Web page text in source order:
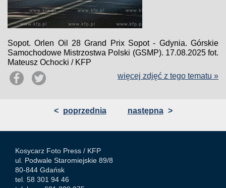
Sopot. Orlen Oil 28 Grand Prix Sopot - Gdynia. Górskie
Samochodowe Mistrzostwa Polski (GSMP). 17.08.2025 fot.
Mateusz Ochocki / KFP
więcej zdjęć z tego tematu »
< poprzednia następna >
Kosycarz Foto Press / KFP
ul. Podwale Staromiejskie 89/8
80-844 Gdańsk
tel. 58 301 94 46